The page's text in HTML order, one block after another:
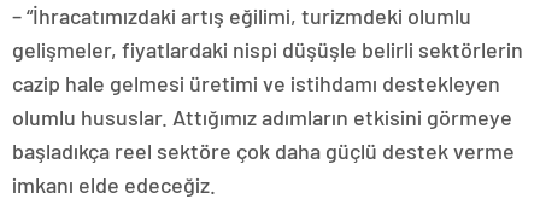
– “İhracatımızdaki artış eğilimi, turizmdeki olumlu
gelişmeler, fiyatlardaki nispi düşüşle belirli sektörlerin
cazip hale gelmesi üretimi ve istihdamı destekleyen
olumlu hususlar. Attığımız adımların etkisini görmeye
başladıkça reel sektöre çok daha güçlü destek verme
imkanı elde edeceğiz.